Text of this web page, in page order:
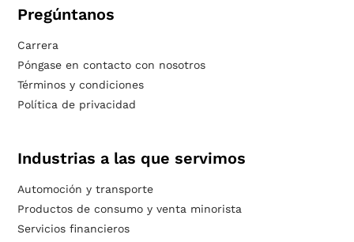
Pregúntanos
Carrera
Póngase en contacto con nosotros
Términos y condiciones
Política de privacidad
Industrias a las que servimos
Automoción y transporte
Productos de consumo y venta minorista
Servicios financieros